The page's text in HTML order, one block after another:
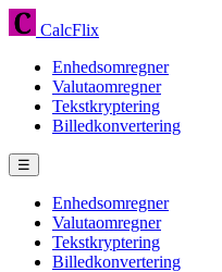
CalcFlix
Enhedsomregner
Valutaomregner
Tekstkryptering
Billedkonvertering
☰
Enhedsomregner
Valutaomregner
Tekstkryptering
Billedkonvertering